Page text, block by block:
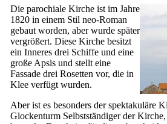
Die parochiale Kirche ist im Jahre
1820 in einem Stil neo-Roman
gebaut worden, aber wurde später
vergrößert. Diese Kirche besitzt
ein Inneres drei Schiffe und eine
große Apsis und stellt eine
Fassade drei Rosetten vor, die in
Klee verfügt wurden.
Aber ist es besonders der spektakuläre
Glockenturm Selbstständiger der